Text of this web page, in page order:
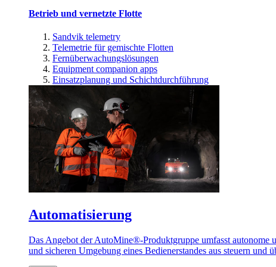
Betrieb und vernetzte Flotte
Sandvik telemetry
Telemetrie für gemischte Flotten
Fernüberwachungslösungen
Equipment companion apps
Einsatzplanung und Schichtdurchführung
Automatisierung
Das Angebot der AutoMine®-Produktgruppe umfasst autonome
und sicheren Umgebung eines Bedienerstandes aus steuern und